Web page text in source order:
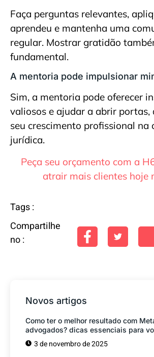
Faça perguntas relevantes,
aprendeu e mantenha uma
regular. Mostrar gratidão
fundamental.
A mentoria pode impulsionar
Sim, a mentoria pode oferecer
valiosos e ajudar a abrir portas,
seu crescimento profissional na
jurídica.
Peça seu orçamento com a
atrair mais clientes hoje
Tags :
Compartilhe
no :
Novos artigos
Como ter o melhor resultado com
advogados? dicas essenciais para
3 de novembro de 2025